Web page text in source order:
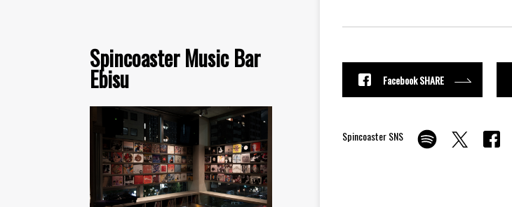
Spincoaster Music Bar
Ebisu Facebook SHARE
Spincoaster SNS